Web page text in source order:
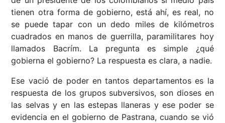
tienen otra forma de gobierno, está ahí, es real, no
se puede tapar con un dedo miles de kilómetros
cuadrados en manos de guerrilla, paramilitares hoy
llamados Bacrím. La pregunta es simple ¿qué
gobierna el gobierno? La respuesta es clara, a nadie.
Ese vació de poder en tantos departamentos es la
respuesta de los grupos subversivos, son dioses en
las selvas y en las estepas llaneras y ese poder se
evidencia en el gobierno de Pastrana, cuando se vió